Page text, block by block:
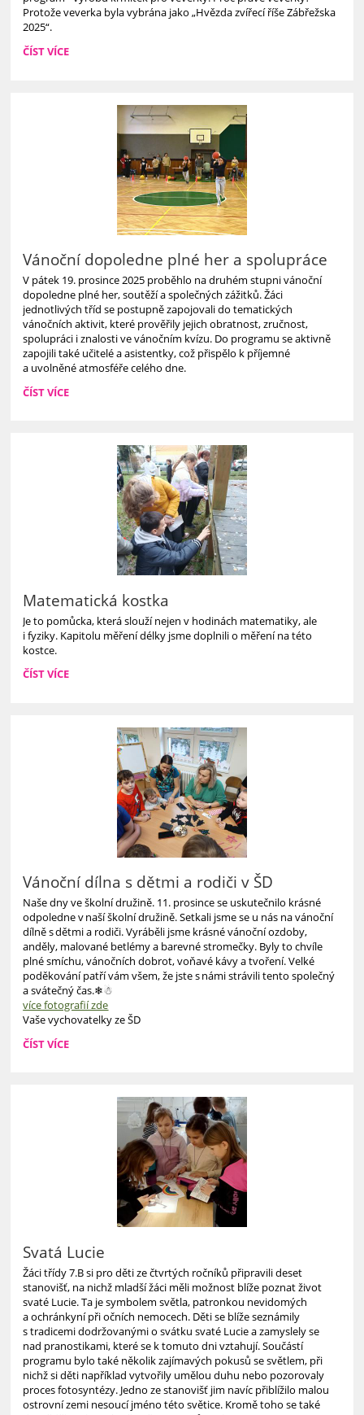
Protože veverka byla vybrána jako „Hvězda zvířecí říše Zábřežska
2025“.
KRMÍTKA
ČÍST VÍCE
Vánoční dopoledne plné her a spolupráce
V pátek 19. prosince 2025 proběhlo na druhém stupni vánoční
dopoledne plné her, soutěží a společných zážitků. Žáci
jednotlivých tříd se postupně zapojovali do tematických
vánočních aktivit, které prověřily jejich obratnost, zručnost,
spolupráci i znalosti ve vánočním kvízu. Do programu se aktivně
zapojili také učitelé a asistentky, což přispělo k příjemné
a uvolněné atmosféře celého dne.
VÁNOČNÍ
ČÍST VÍCE
Matematická kostka
Je to pomůcka, která slouží nejen v hodinách matematiky, ale
i fyziky. Kapitolu měření délky jsme doplnili o měření na této
kostce.
MATEMATICKÁ
ČÍST VÍCE
Vánoční dílna s dětmi a rodiči v ŠD
Naše dny ve školní družině. 11. prosince se uskutečnilo krásné
odpoledne v naší školní družině. Setkali jsme se u nás na vánoční
dílně s dětmi a rodiči. Vyráběli jsme krásné vánoční ozdoby,
anděly, malované betlémy a barevné stromečky. Byly to chvíle
plné smíchu, vánočních dobrot, voňavé kávy a tvoření. Velké
poděkování patří vám všem, že jste s námi strávili tento společný
a svátečný čas.❄☃
více fotografií zde
Vaše vychovatelky ze ŠD
VÁNOČNÍ
ČÍST VÍCE
Svatá Lucie
Žáci třídy 7.B si pro děti ze čtvrtých ročníků připravili deset
stanovišť, na nichž mladší žáci měli možnost blíže poznat život
svaté Lucie. Ta je symbolem světla, patronkou nevidomých
a ochránkyní při očních nemocech. Děti se blíže seznámily
s tradicemi dodržovanými o svátku svaté Lucie a zamyslely se
nad pranostikami, které se k tomuto dni vztahují. Součástí
programu bylo také několik zajímavých pokusů se světlem, při
nichž si děti například vytvořily umělou duhu nebo pozorovaly
proces fotosyntézy. Jedno ze stanovišť jim navíc přiblížilo malou
ostrovní zemi nesoucí jméno této světice. Kromě toho se také